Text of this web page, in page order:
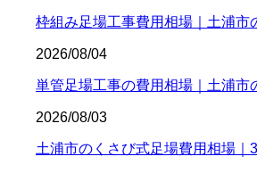
枠組み足場工事費用相場｜土浦市
2026/08/04
単管足場工事の費用相場｜土浦市
2026/08/03
土浦市のくさび式足場費用相場｜